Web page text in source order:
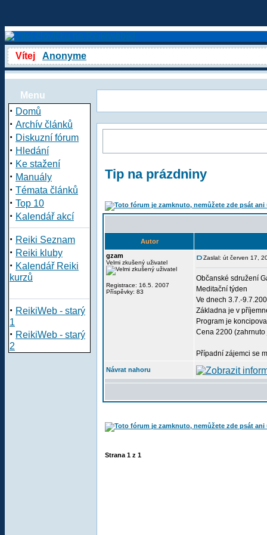
Vítej Anonyme
Menu
· Domů
· Archív článků
· Diskuzní fórum
· Hledání
· Ke stažení
· Manuály
· Témata článků
· Top 10
· Kalendář akcí
· Reiki Seznam
· Reiki kluby
· Kalendář Reiki
kurzů
· ReikiWeb - starý
1
· ReikiWeb - starý
2
Tip na prázdniny
Autor
gzam
Velmi zkušený uživatel
Registrace: 16.5. 2007
Příspěvky: 83
Zaslal: út červen 17,
Občanské sdružení
Meditační týden
Ve dnech 3.7.-
Základna je v
Program je
Cena 2200
Případní zájemci se
Návrat nahoru
Strana 1 z 1